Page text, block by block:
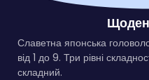
Славетна японська
від 1 до 9. Три рівні
складний.